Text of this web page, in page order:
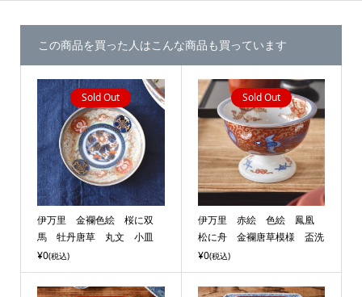
この商品を買った人はこんな商品も買っています
Sold Out
伊万里 金襴色絵 桜に双
馬 牡丹唐草 丸文 小皿
¥0(税込)
Sold Out
伊万里 赤絵 色絵 鳳凰
松に舟 金襴唐草模様 盃洗
¥0(税込)